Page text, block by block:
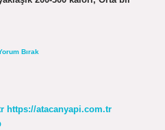
Bırak
https://atacanyapi.com.tr